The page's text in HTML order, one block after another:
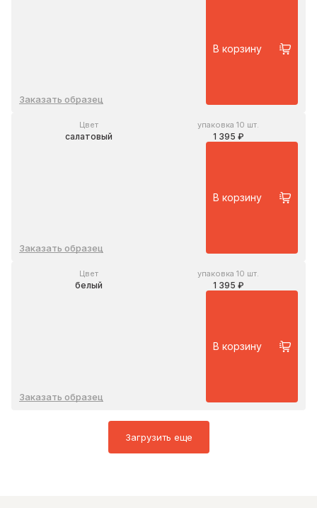
Заказать образец
В корзину
Цвет
салатовый
упаковка 10 шт.
1 395 ₽
Заказать образец
В корзину
Цвет
белый
упаковка 10 шт.
1 395 ₽
Заказать образец
В корзину
Загрузить еще